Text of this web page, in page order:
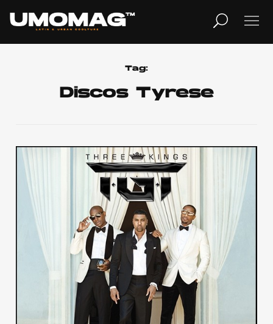
Home
Cover Story
Publicidad
Contacto
Tag:
Discos Tyrese